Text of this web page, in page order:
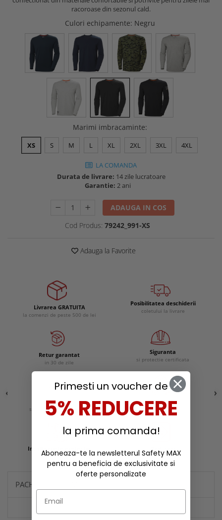
Echipamente specializate
Echipamente muncitori ferma
Echipamente veterinari
Echipamente mulgatori
Echipamente trimeri ongloane
Masti protectie
Manusi protectie
Casti si antifoane protectie
racoroase din sezonul cald.
Culori echipamente: Negru
Marimi imbracaminte:
XS S M L XL 2XL 3XL 4XL
LA COMANDA
Durata de livrare: 14 zile lucratoare
Garantie: 2 ani
ADAUGA IN COS
Cod Produs: 79242_991-XS
Adauga la Favorite
Livrarea GRATUITA
la comenzi de peste 500 de lei
Posibilitatea deschiderii
coletului la livrare
Retur garantat
in 30 de zile
Siguranta
si protectie certificata
Confort
si experienta ergonomica
Calitate
remarcabila
Incaltaminte protectie
PACHETE SI PROMOTII
Primesti un voucher de
5% REDUCERE
la prima comanda!
Aboneaza-te la newsletterul Safety MAX
pentru a beneficia de exclusivitate si
oferte personalizate